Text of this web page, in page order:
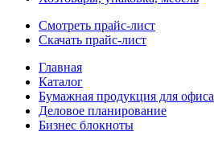
Смотреть прайс-лист
Скачать прайс-лист
Главная
Каталог
Бумажная продукция для офиса
Деловое планирование
Бизнес блокноты